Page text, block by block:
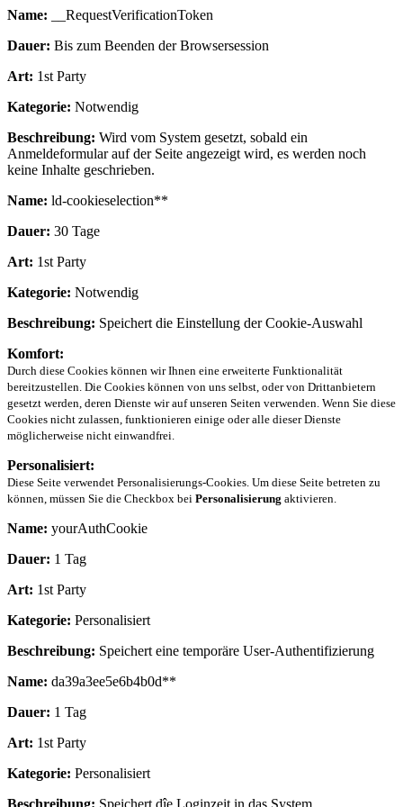
Name: __RequestVerificationToken
Dauer: Bis zum Beenden der Browsersession
Art: 1st Party
Kategorie: Notwendig
Beschreibung: Wird vom System gesetzt, sobald ein
Anmeldeformular auf der Seite angezeigt wird, es werden noch
keine Inhalte geschrieben.
Name: ld-cookieselection**
Dauer: 30 Tage
Art: 1st Party
Kategorie: Notwendig
Beschreibung: Speichert die Einstellung der Cookie-Auswahl
Komfort:
Durch diese Cookies können wir Ihnen eine erweiterte Funktionalität
bereitzustellen. Die Cookies können von uns selbst, oder von Drittanbietern
gesetzt werden, deren Dienste wir auf unseren Seiten verwenden. Wenn Sie diese
Cookies nicht zulassen, funktionieren einige oder alle dieser Dienste
möglicherweise nicht einwandfrei.
Personalisiert:
Diese Seite verwendet Personalisierungs-Cookies. Um diese Seite betreten zu
können, müssen Sie die Checkbox bei Personalisierung aktivieren.
Name: yourAuthCookie
Dauer: 1 Tag
Art: 1st Party
Kategorie: Personalisiert
Beschreibung: Speichert eine temporäre User-Authentifizierung
Name: da39a3ee5e6b4b0d**
Dauer: 1 Tag
Art: 1st Party
Kategorie: Personalisiert
Beschreibung: Speichert dîe Loginzeit in das System